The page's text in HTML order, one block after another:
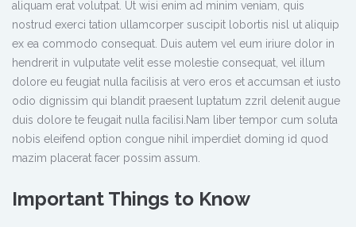
aliquam erat volutpat. Ut wisi enim ad minim veniam, quis
nostrud exerci tation ullamcorper suscipit lobortis nisl ut aliquip
ex ea commodo consequat. Duis autem vel eum iriure dolor in
hendrerit in vulputate velit esse molestie consequat, vel illum
dolore eu feugiat nulla facilisis at vero eros et accumsan et iusto
odio dignissim qui blandit praesent luptatum zzril delenit augue
duis dolore te feugait nulla facilisi.Nam liber tempor cum soluta
nobis eleifend option congue nihil imperdiet doming id quod
mazim placerat facer possim assum.
Important Things to Know